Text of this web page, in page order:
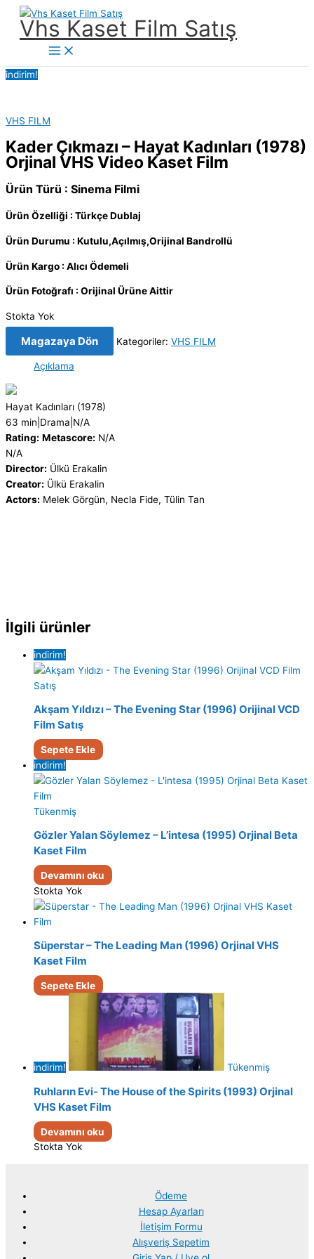
İçeriğe
Vhs Kaset Film Satış
Main
Menu
indirim!
VHS FILM
Kader Çıkmazı – Hayat Kadınları (1978)
Orjinal VHS Video Kaset Film
Ürün Türü : Sinema Filmi
Ürün Özelliği : Türkçe Dublaj
Ürün Durumu : Kutulu,Açılmış,Orijinal Bandrollü
Ürün Kargo : Alıcı Ödemeli
Ürün Fotoğrafı : Orijinal Ürüne Aittir
Stokta Yok
Magazaya Dön Kategoriler: VHS FILM
Açıklama
Hayat Kadınları (1978)
63 min Drama N/A
Rating: Metascore: N/A
N/A
Director: Ülkü Erakalin
Creator: Ülkü Erakalin
Actors: Melek Görgün, Necla Fide, Tülin Tan
İlgili ürünler
indirim!
Akşam Yıldızı – The Evening Star (1996) Orijinal VCD
Film Satış
Sepete Ekle
indirim!
Tükenmiş
Gözler Yalan Söylemez – L’intesa (1995) Orjinal Beta
Kaset Film
Devamını oku
Stokta Yok
Süperstar – The Leading Man (1996) Orjinal VHS
Kaset Film
Sepete Ekle
indirim! Tükenmiş
Ruhların Evi- The House of the Spirits (1993) Orjinal
VHS Kaset Film
Devamını oku
Stokta Yok
Ödeme
Hesap Ayarları
İletişim Formu
Alışveriş Sepetim